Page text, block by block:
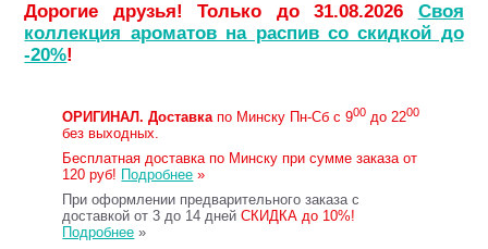
Дорогие друзья! Только до 31.08.2026 Своя
коллекция ароматов на распив со скидкой до
-20%!
ОРИГИНАЛ. Доставкапо Минску Пн-Сб с 900 до 2200
без выходных.
Бесплатная доставка по Минску при сумме заказа от
120 руб! Подробнее »
При оформлении предварительного заказа с
доставкой от 3 до 14 днейСКИДКА до 10%!
Подробнее »